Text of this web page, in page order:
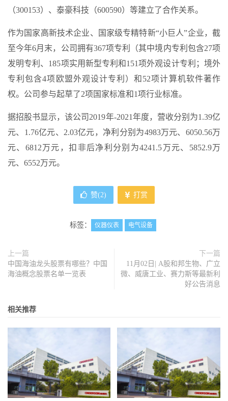
（300153）、泰豪科技（600590）等建立了合作关系。
作为国家高新技术企业、国家级专精特新“小巨人”企业，截
至今年6月末，公司拥有367项专利（其中境内专利包含27项
发明专利、185项实用新型专利和151项外观设计专利；境外
专利包含4项欧盟外观设计专利）和52项计算机软件著作
权。公司参与起草了2项国家标准和1项行业标准。
据招股书显示，该公司2019年-2021年度，营收分别为1.39亿
元、1.76亿元、2.03亿元，净利分别为4983万元、6050.56万
元、6812万元，扣非后净利分别为4241.5万元、5852.9万
元、6552万元。
赞(2) 打赏
标签： 仪器仪表 电气设备
上一篇
中国海油龙头股票有哪些？中国
海油概念股票名单一览表
下一篇
11月02日| A股和邦生物、广立
微、威唐工业、赛力斯等最新利
好公告消息
相关推荐